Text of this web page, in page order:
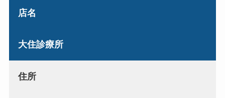
店名
大住診療所
住所